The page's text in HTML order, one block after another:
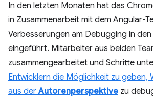
In den letzten Monaten hat das
in Zusammenarbeit mit dem Angular-
Verbesserungen am Debugging in
eingeführt. Mitarbeiter aus beiden
zusammengearbeitet und Schritte
Entwicklern die Möglichkeit zu geben,
aus derAutorenperspektive zu